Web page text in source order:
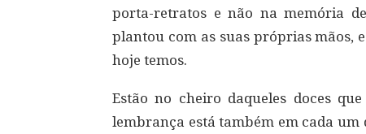
porta-retratos e não na memória
plantou com as suas próprias mãos,
hoje temos.
Estão no cheiro daqueles doces
lembrança está também em cada um